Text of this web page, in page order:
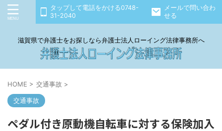
タップして電話をかける0748-
31-2040
メールで問い合わ
せる
滋賀県で弁護士をお探しなら弁護士法人ローイング法律事務所へ
HOME > 交通事故 >
交通事故
ペダル付き原動機自転車に対する保険加入